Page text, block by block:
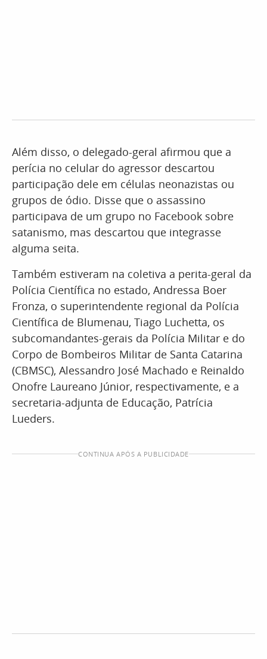
Além disso, o delegado-geral afirmou que a
perícia no celular do agressor descartou
participação dele em células neonazistas ou
grupos de ódio. Disse que o assassino
participava de um grupo no Facebook sobre
satanismo, mas descartou que integrasse
alguma seita.
Também estiveram na coletiva a perita-geral da
Polícia Científica no estado, Andressa Boer
Fronza, o superintendente regional da Polícia
Científica de Blumenau, Tiago Luchetta, os
subcomandantes-gerais da Polícia Militar e do
Corpo de Bombeiros Militar de Santa Catarina
(CBMSC), Alessandro José Machado e Reinaldo
Onofre Laureano Júnior, respectivamente, e a
secretaria-adjunta de Educação, Patrícia
Lueders.
CONTINUA APÓS A PUBLICIDADE